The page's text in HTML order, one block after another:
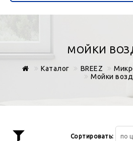
€ $ руб.
НЕ ЯВЛЯЕТСЯ
Доставка и оплата
Блог
МОЙКИ
Каталог BREEZ
Мойки
Сортировать: